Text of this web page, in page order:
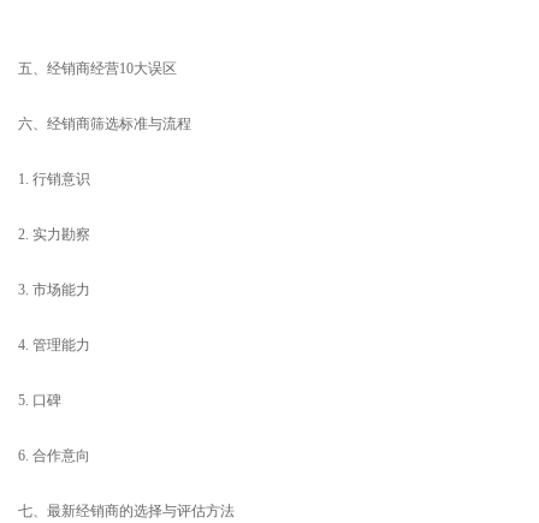
五、经销商经营10大误区
六、经销商筛选标准与流程
1. 行销意识
2. 实力勘察
3. 市场能力
4. 管理能力
5. 口碑
6. 合作意向
七、最新经销商的选择与评估方法